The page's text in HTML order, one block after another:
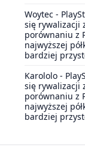
Woytec -
się rywalizacji
porównaniu z
najwyższej
bardziej
Karololo -
się rywalizacji
porównaniu z
najwyższej
bardziej